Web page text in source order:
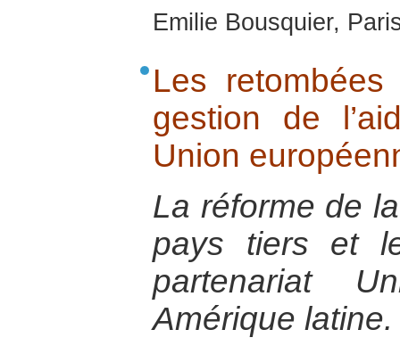
Emilie Bousquier,
Les
gestion de
Union
La réforme de
pays tiers et
partenariat
Amérique latine.